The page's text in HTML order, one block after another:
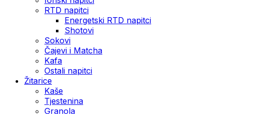
RTD napitci
Energetski RTD napitci
Shotovi
Sokovi
Čajevi i Matcha
Kafa
Ostali napitci
Žitarice
Kaše
Tjestenina
Granola